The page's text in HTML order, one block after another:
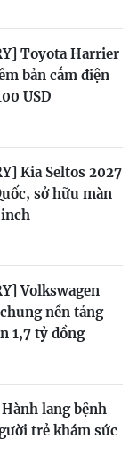
Toyota Harrier
bản cắm điện
USD
Kia Seltos 2027
sở hữu màn
Volkswagen
nền tảng
1,7 tỷ đồng
lang bệnh
trẻ khám sức